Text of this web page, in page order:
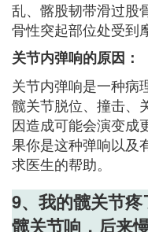
乱、髂股韧带滑过股
骨性突起部位处受到
关节内弹响的原因：
关节内弹响是一种病
髋关节脱位、撞击、
因造成可能会演变成
果你是这种弹响以及
求医生的帮助。
9、我的髋关节
髋关节响，后来